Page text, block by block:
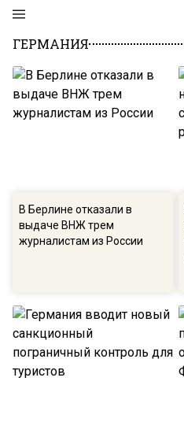
ГЕРМАНИЯ
В Берлине отказали в
выдаче ВНЖ трем
журналистам из России